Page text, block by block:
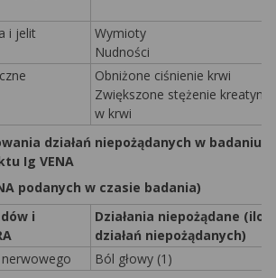
i jelit
Wymioty
Nudności
Obniżone ciśnienie krwi
Zwiększone stężenie
w krwi
działań niepożądanych w badaniu
Ig VENA
podanych w czasie badania)
i
Działania niepożądane (ilość
działań niepożądanych)
nerwowego
Ból głowy (1)